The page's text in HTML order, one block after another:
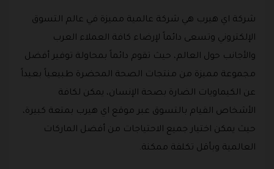
شركة اي هيرب هي شركة عالمية مميزة في عالم التسوق
الإلكتروني وتسعى دائماً لإرضاء كافة العملاء العرب
والأجانب حول العالم، حيث تقوم دائماً بمحاولة توفير أفضل
مجموعة مميزة من منتجات الصحة المحضرة طبيعياً بعيداً
عن الكيماويات الضارة بصحة الإنسان، يمكن لكافة
الأشخاص القيام بالتسوق عبر موقع اي هيرب بمتعة كبيرة،
حيث يمكن اختيار جميع الاحتياجات من أفضل الماركات
العالمية وبأقل تكلفة ممكنة.